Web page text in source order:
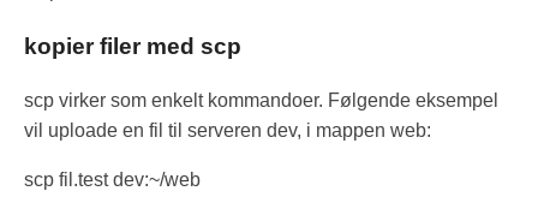
kopier filer med scp
scp virker som enkelt kommandoer. Følgende eksempel
vil uploade en fil til serveren dev, i mappen web:
scp fil.test dev:~/web